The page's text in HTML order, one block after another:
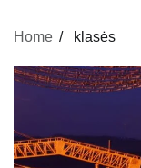
Home klasės